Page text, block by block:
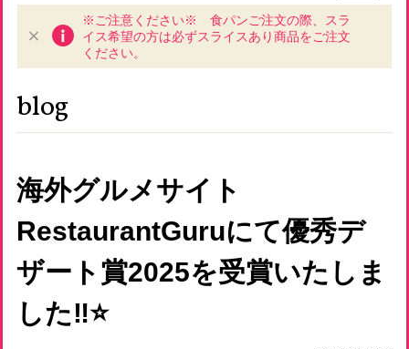
※ご注意ください※ 食パンご注文の際、スラ
イス希望の方は必ずスライスあり商品をご注文
ください。
blog
海外グルメサイト
RestaurantGuruにて優秀デ
ザート賞2025を受賞いたしま
した‼️⭐️